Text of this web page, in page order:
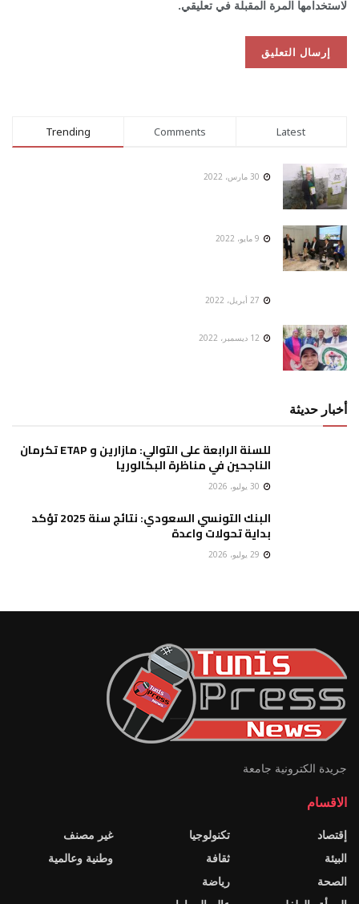
لاستخدامها المرة المقبلة في تعليقي.
Trending Comments Latest
30 مارس، 2022
9 مايو، 2022
27 أبريل، 2022
12 ديسمبر، 2022
أخبار حديثة
للسنة الرابعة على التوالي: مازارين و ETAP تكرمان
الناجحين في مناظرة البكالوريا
30 يوليو، 2026
البنك التونسي السعودي: نتائج سنة 2025 تؤكد
بداية تحولات واعدة
29 يوليو، 2026
جريدة الكترونية جامعة
الاقسام
إقتصاد
البيئة
الصحة
تكنولوجيا
ثقافة
رياضة
غير مصنف
وطنية وعالمية